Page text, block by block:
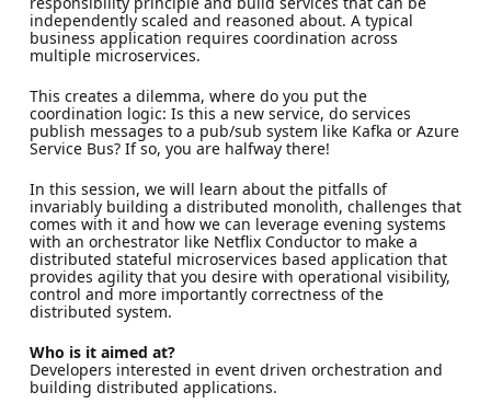
independently scaled and reasoned about. A typical
business application requires coordination across
multiple microservices.
This creates a dilemma, where do you put the
coordination logic: Is this a new service, do services
publish messages to a pub/sub system like Kafka or Azure
Service Bus? If so, you are halfway there!
In this session, we will learn about the pitfalls of
invariably building a distributed monolith, challenges that
comes with it and how we can leverage evening systems
with an orchestrator like Netflix Conductor to make a
distributed stateful microservices based application that
provides agility that you desire with operational visibility,
control and more importantly correctness of the
distributed system.
Who is it aimed at?
Developers interested in event driven orchestration and
building distributed applications.